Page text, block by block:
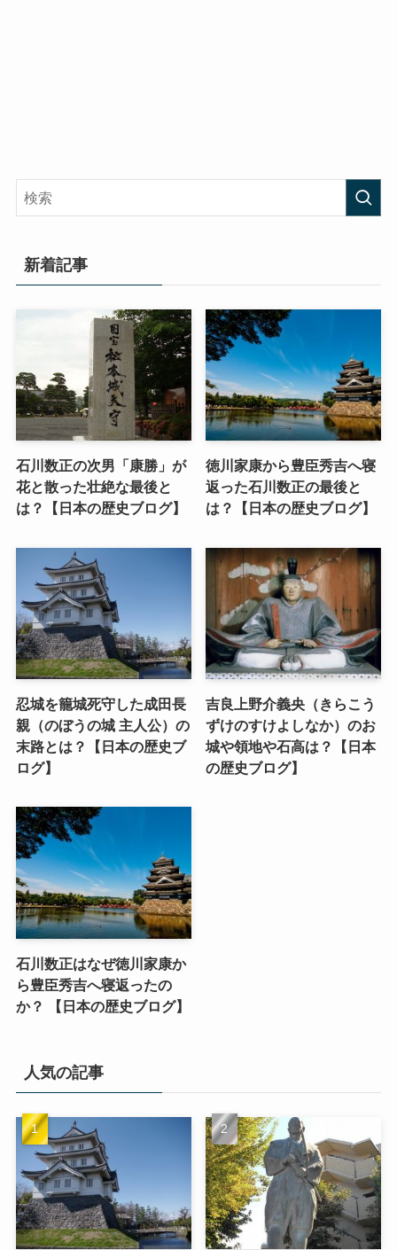
新着記事
石川数正の次男「康勝」が
花と散った壮絶な最後と
は？【日本の歴史ブログ】
徳川家康から豊臣秀吉へ寝
返った石川数正の最後と
は？【日本の歴史ブログ】
忍城を籠城死守した成田長
親（のぼうの城 主人公）の
末路とは？【日本の歴史ブ
ログ】
吉良上野介義央（きらこう
ずけのすけよしなか）のお
城や領地や石高は？【日本
の歴史ブログ】
石川数正はなぜ徳川家康か
ら豊臣秀吉へ寝返ったの
か？ 【日本の歴史ブログ】
人気の記事